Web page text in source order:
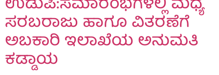
ಸರಬರಾಜು ಹಾಗೂ ವಿತರಣೆಗೆ
ಅಬಕಾರಿ ಇಲಾಖೆಯ ಅನುಮತಿ
ಕಡ್ಡಾಯ